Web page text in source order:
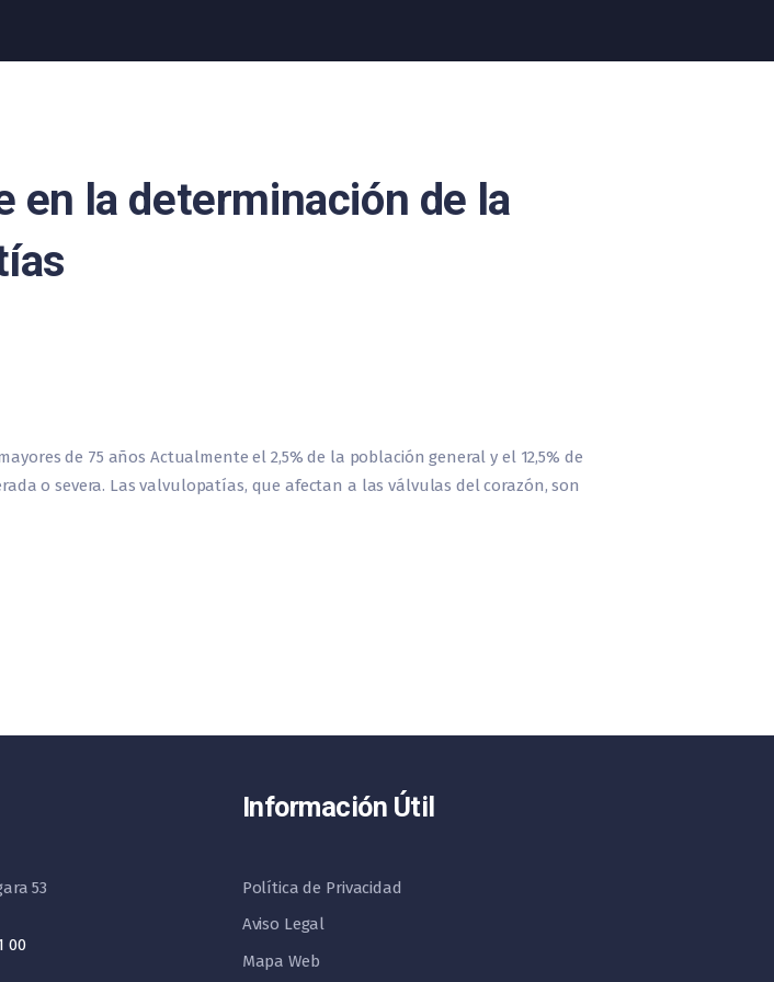
en la determinación de la
de 75 años Actualmente el 2,5% de la población general y el 12,5% de
o severa. Las valvulopatías, que afectan a las válvulas del corazón, son
53
00
Información Útil
Política de Privacidad
Aviso Legal
Mapa Web